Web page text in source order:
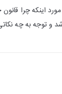
در مورد اینکه
و توجه به چه